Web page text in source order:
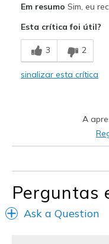
Comfortable
Stylish
Em resumo Sim, eu
Esta crítica foi útil?
3 2
sinalizar esta crítica
A
Perguntas
Ask a Question